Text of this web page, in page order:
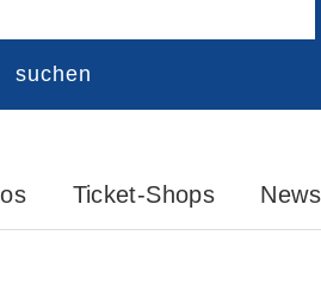
suchen
Ticket-Shops News